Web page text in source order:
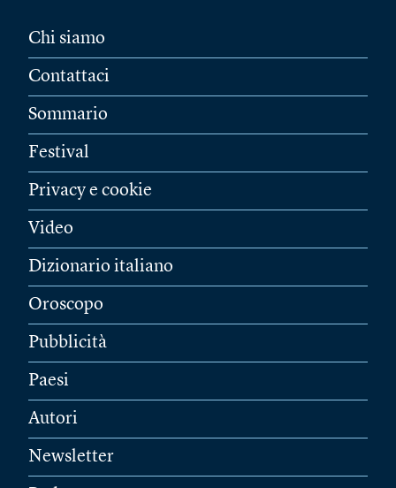
Chi siamo
Contattaci
Sommario
Festival
Privacy e cookie
Video
Dizionario italiano
Oroscopo
Pubblicità
Paesi
Autori
Newsletter